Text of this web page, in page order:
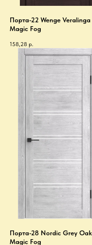
Порта-22 Wenge Veralinga
Magic Fog
158,28 р.
Порта-28 Nordic Grey Oak
Magic Fog